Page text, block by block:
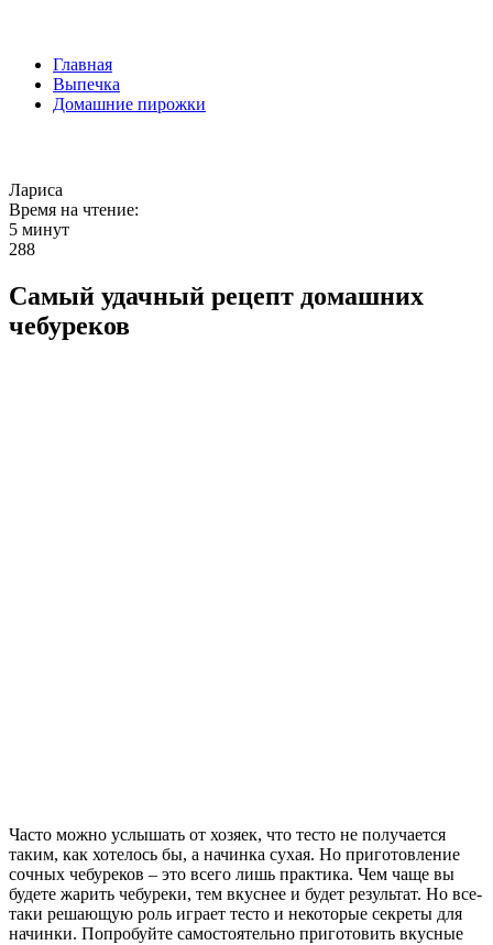
Главная
Выпечка
Домашние пирожки
Лариса
Время на чтение:
5 минут
288
Самый удачный рецепт домашних
чебуреков
Часто можно услышать от хозяек, что тесто не получается
таким, как хотелось бы, а начинка сухая. Но приготовление
сочных чебуреков – это всего лишь практика. Чем чаще вы
будете жарить чебуреки, тем вкуснее и будет результат. Но все-
таки решающую роль играет тесто и некоторые секреты для
начинки. Попробуйте самостоятельно приготовить вкусные